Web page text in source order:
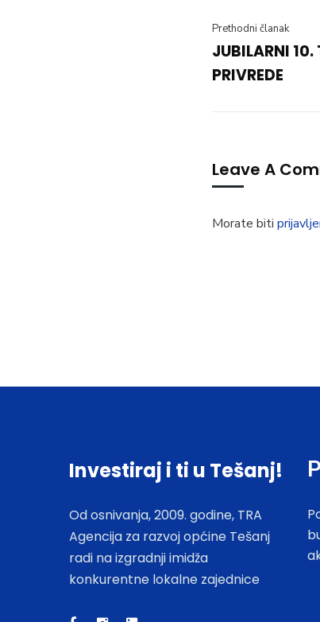
Prethodni članak
JUBILARNI
PRIVREDE
Leave A
Morate biti
Investiraj i ti u Tešanj!
Od osnivanja, 2009. godine, TRA
Agencija za razvoj općine Tešanj
radi na izgradnji imidža
konkurentne lokalne zajednice